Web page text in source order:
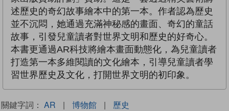
述歷史的奇幻故事繪本中的第一本。作者認為歷史
並不沉悶，她通過充滿神秘感的畫面、奇幻的童話
故事，引發兒童讀者對世界文明和歷史的好奇心。
本書更通過AR科技將繪本畫面動態化，為兒童讀者
打造第一本多維閱讀的文化繪本，引導兒童讀者學
習世界歷史及文化，打開世界文明的初印象。
關鍵字詞： AR | 博物館 | 歷史